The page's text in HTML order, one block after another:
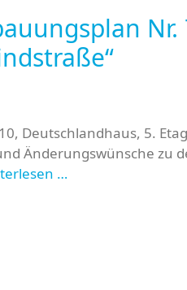
Nr.
Deutschlandhaus, 5.
Änderungswünsche zu
…